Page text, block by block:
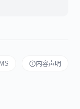
内容声明